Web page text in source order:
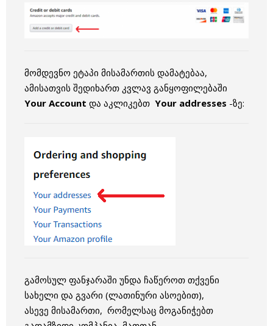
მომდევნო ეტაპი მისამართის დამატებაა,
ამისათვის შედიხართ კვლავ განყოფილებაში
Your Account და აკლიკებთ Your addresses -ზე:
გამოსულ ფანჯარაში უნდა ჩაწეროთ თქვენი
სახელი და გვარი (ლათინური ასოებით),
ასევე მისამართი, რომელსაც მოგანიჭებთ